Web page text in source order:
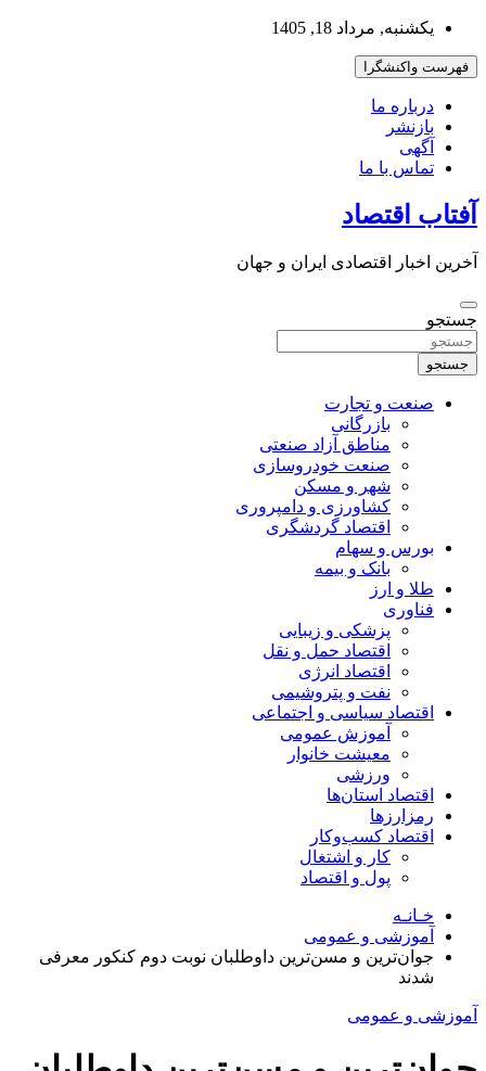
بروید
یکشنبه, مرداد 18, 1405
فهرست واکنشگرا
درباره ما
بازنشر
آگهی
تماس با ما
آفتاب اقتصاد
آخرین اخبار اقتصادی ایران و جهان
جستجو
جستجو
صنعت و تجارت
بازرگانی
مناطق آزاد صنعتی
صنعت خودروسازی
شهر و مسکن
کشاورزی و دامپروری
اقتصاد گردشگری
بورس و سهام
بانک و بیمه
طلا و ارز
فناوری
پزشکی و زیبایی
اقتصاد حمل و نقل
اقتصاد انرژی
نفت و پتروشیمی
اقتصاد سیاسی و اجتماعی
آموزش عمومی
معیشت خانوار
ورزشی
اقتصاد استان‌ها
رمزارزها
اقتصاد کسب‌و‌کار
کار و اشتغال
پول و اقتصاد
خـانـه
آموزشی و عمومی
جوان‌ترین و مسن‌ترین داوطلبان نوبت دوم کنکور معرفی
شدند
آموزشی و عمومی